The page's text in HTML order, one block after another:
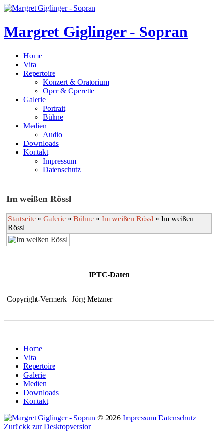
Margret Giglinger - Sopran
Home
Vita
Repertoire
Konzert & Oratorium
Oper & Operette
Galerie
Portrait
Bühne
Medien
Audio
Downloads
Kontakt
Impressum
Datenschutz
Im weißen Rössl
Startseite » Galerie » Bühne » Im weißen Rössl » Im weißen
Rössl
IPTC-Daten
Copyright-Vermerk Jörg Metzner
Home
Vita
Repertoire
Galerie
Medien
Downloads
Kontakt
© 2026 Impressum Datenschutz
Zurückk zur Desktopversion